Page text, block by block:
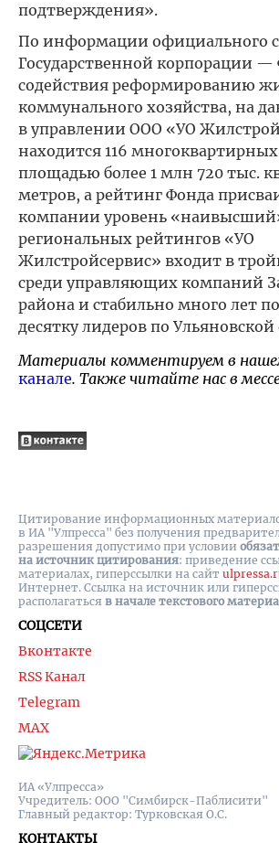
подтверждения».
По информации официального
Государственной корпорации —
содействия реформированию
коммунального хозяйства, на
в управлении ООО «УО
находится 116
площадью более 1 млн 720 тыс.
метров, а рейтинг Фонда
компании уровень
региональных рейтингов «УО
Жилстройсервис» входит в
среди управляющих компаний
района и стабильно много лет
десятку лидеров по Ульяновской
Материалы комментируем в
канале. Также читайте нас в
ИА «Улпресса»
Учредитель: ООО "Симбирск-Паблисити"
Главный редактор: Турковская О.С.
КОНТАКТЫ
СОЦСЕТИ
Вконтакте
RSS Канал
Telegram
MAX
Цитирование информационных
в ИА "Улпресса" без получения
разрешения допустимо при условии
на источник цитирования: приведение
материалах, гиперссылки на cайт
Интернет. Ссылка на источник или
располагаться в начале текстового